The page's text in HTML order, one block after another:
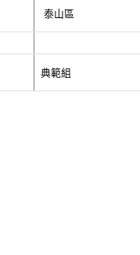
泰山區
典範組